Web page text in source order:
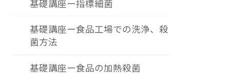
基礎講座ー指標細菌
基礎講座ー食品工場での洗浄、殺
菌方法
基礎講座ー食品の加熱殺菌